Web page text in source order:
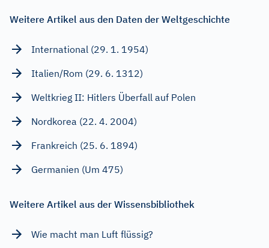
Weitere Artikel aus den Daten der Weltgeschichte
International (29. 1. 1954)
Italien/Rom (29. 6. 1312)
Weltkrieg II: Hitlers Überfall auf Polen
Nordkorea (22. 4. 2004)
Frankreich (25. 6. 1894)
Germanien (Um 475)
Weitere Artikel aus der Wissensbibliothek
Wie macht man Luft flüssig?